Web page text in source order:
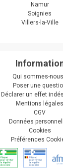
Namur
Soignies
Villers-la-Ville
Qui sommes-
Poser une
Déclarer un effet
Mentions légales
CGV
Données
Cookies
Préférences